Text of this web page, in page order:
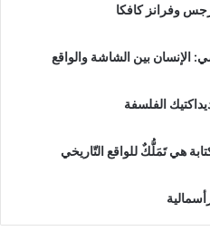
وفرانز كافكا
الإنسان بين الشاشة والواقع
الفلسفة
هي تَمَلُّكٌ للواقع التّاريخي